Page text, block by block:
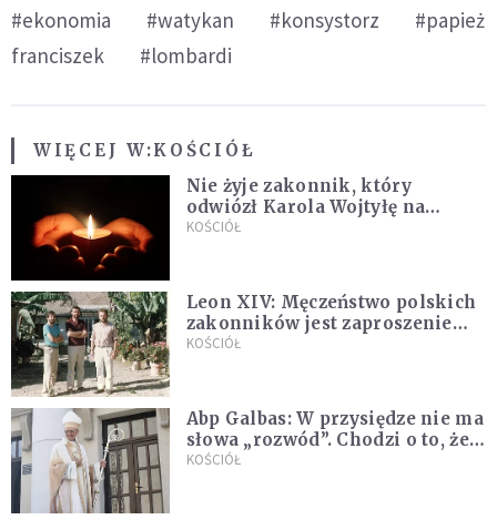
#ekonomia #watykan #konsystorz
#papież
franciszek
#lombardi
WIĘCEJ W:KOŚCIÓŁ
Nie żyje zakonnik, który
odwiózł Karola Wojtyłę na
konklawe. Jan Paweł II nazywał
KOŚCIÓŁ
Leon XIV: Męczeństwo polskich
zakonników jest zaproszeniem
do jedności i misji całego
KOŚCIÓŁ
Abp Galbas: W przysiędze nie ma
słowa „rozwód”. Chodzi o to, że
„cię nie opuszczę”
KOŚCIÓŁ